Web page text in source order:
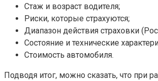
Стаж и возраст водителя;
Риски, которые страхуются;
Диапазон действия страховки
Состояние и технические
Стоимость автомобиля.
Подводя итог, можно сказать, что при